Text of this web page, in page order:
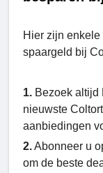
Hier zijn
spaargeld bij
1. Bezoek altijd
nieuwste
aanbiedingen
2.Abonneer u
om de beste